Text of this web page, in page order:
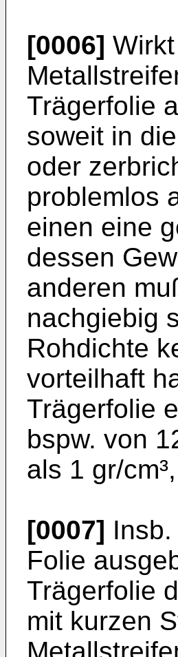
[0006]
Trägerfolie
soweit in
oder
problemlos
einen eine
dessen
anderen
nachgiebig
Rohdichte
vorteilhaft
Trägerfolie
bspw. von
als 1 gr/
[0007]
Folie
Trägerfolie
mit kurzen